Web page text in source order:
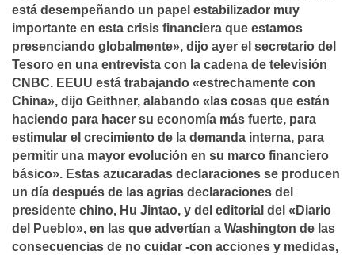
está desempeñando un papel estabilizador muy
importante en esta crisis financiera que estamos
presenciando globalmente», dijo ayer el secretario del
Tesoro en una entrevista con la cadena de televisión
CNBC. EEUU está trabajando «estrechamente con
China», dijo Geithner, alabando «las cosas que están
haciendo para hacer su economí­a más fuerte, para
estimular el crecimiento de la demanda interna, para
permitir una mayor evolución en su marco financiero
básico». Estas azucaradas declaraciones se producen
un dí­a después de las agrias declaraciones del
presidente chino, Hu Jintao, y del editorial del «Diario
del Pueblo», en las que advertí­an a Washington de las
consecuencias de no cuidar -con acciones y medidas,